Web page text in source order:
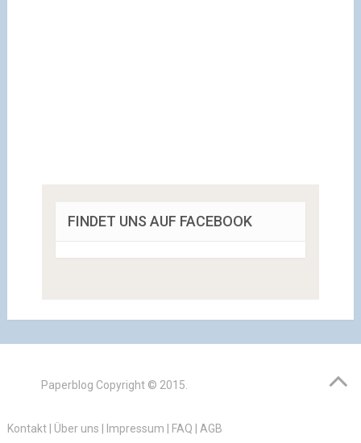
FINDET UNS AUF FACEBOOK
Paperblog Copyright © 2015.
Kontakt| Über uns | Impressum | FAQ | AGB